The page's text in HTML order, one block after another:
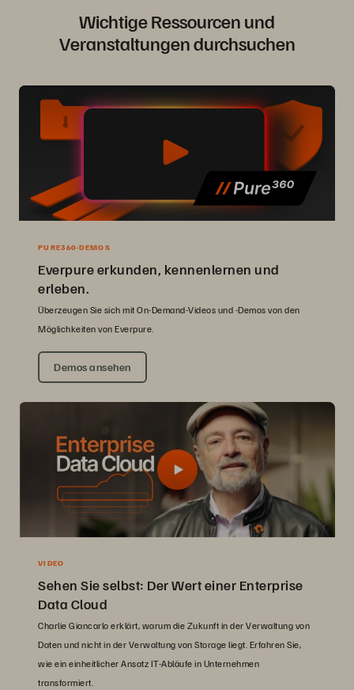
Wichtige Ressourcen und
Veranstaltungen durchsuchen
PURE360-DEMOS
Everpure erkunden, kennenlernen und
erleben.
Überzeugen Sie sich mit On-Demand-Videos und -Demos von den
Möglichkeiten von Everpure.
Demos ansehen
VIDEO
Sehen Sie selbst: Der Wert einer Enterprise
Data Cloud
Charlie Giancarlo erklärt, warum die Zukunft in der Verwaltung von
Daten und nicht in der Verwaltung von Storage liegt. Erfahren Sie,
wie ein einheitlicher Ansatz IT-Abläufe in Unternehmen
transformiert.